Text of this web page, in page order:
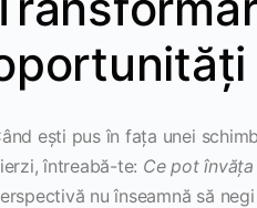
ești pus în fața unei
întreabă-te: Ce pot
nu înseamnă să